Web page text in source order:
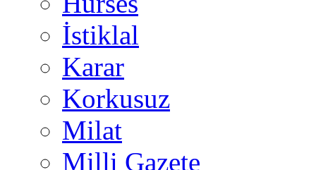
İstiklal
Karar
Korkusuz
Milat
Milli Gazete